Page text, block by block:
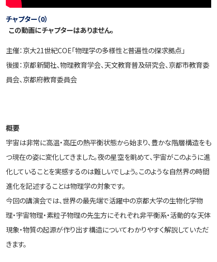
チャプター（0）
この動画にチャプターはありません。
主催：京大21世紀COE「物理学の多様性と普遍性の探求拠点」
後援：京都新聞社、物理教育学会、天文教育普及研究会、京都市教育委
員会、京都府教育委員会
概要
宇宙は非常に高温・高圧の熱平衡状態から始まり、豊かな階層構造をも
つ現在の姿に変化してきました。夜の星空を眺めて、宇宙がこのように進
化していることを実感するのは難しいでしょう。このような自然界の時間
進化を記述することは物理学の対象です。
今回の講演会では、世界の最先端で活躍中の京都大学の生物化学物
理・宇宙物理・素粒子物理の先生方にそれぞれ非平衡系・活動的な天体
現象・物質の起源が作り出す構造についてわかりやすく解説していただ
きます。